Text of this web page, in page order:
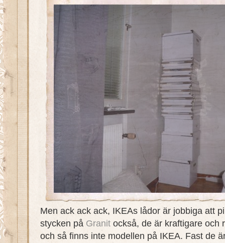
Men ack ack ack, IKEAs lådor är jobbiga att
stycken på Granit också, de är kraftigare och
och så finns inte modellen på IKEA. Fast de